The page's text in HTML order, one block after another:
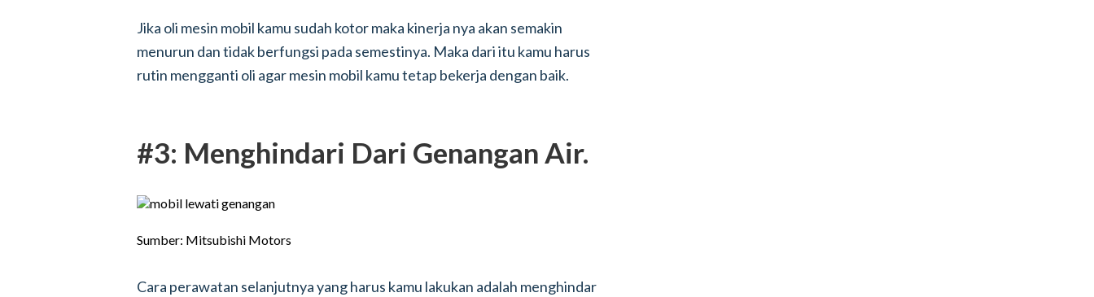
Jika oli mesin mobil kamu sudah kotor maka kinerja nya akan semakin
menurun dan tidak berfungsi pada semestinya. Maka dari itu kamu harus
rutin mengganti oli agar mesin mobil kamu tetap bekerja dengan baik.
#3: Menghindari Dari Genangan Air.
Sumber: Mitsubishi Motors
Cara perawatan selanjutnya yang harus kamu lakukan adalah menghindar